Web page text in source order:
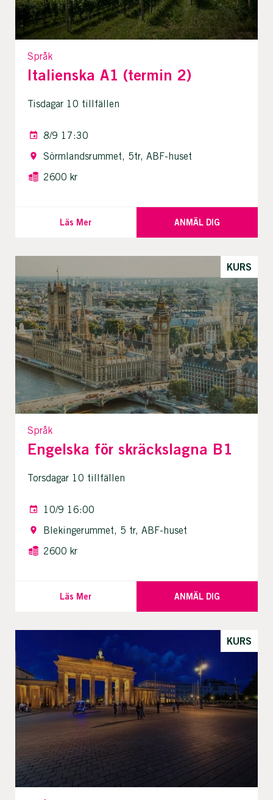
Språk
Italienska A1 (termin 2)
Tisdagar 10 tillfällen
8/9 17:30
Sörmlandsrummet, 5tr, ABF-huset
2600 kr
Läs Mer ANMÄL DIG
KURS
Språk
Engelska för skräckslagna B1
Torsdagar 10 tillfällen
10/9 16:00
Blekingerummet, 5 tr, ABF-huset
2600 kr
Läs Mer ANMÄL DIG
KURS